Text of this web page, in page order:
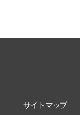
サイトマップ